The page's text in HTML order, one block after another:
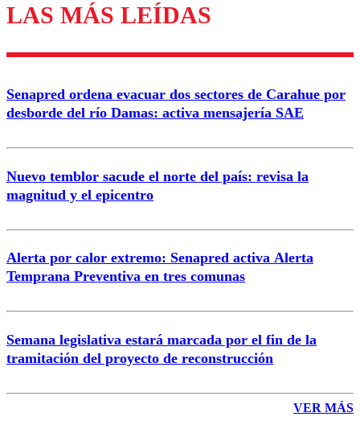
LAS MÁS LEÍDAS
Senapred ordena evacuar dos sectores de Carahue por
desborde del río Damas: activa mensajería SAE
Nuevo temblor sacude el norte del país: revisa la
magnitud y el epicentro
Alerta por calor extremo: Senapred activa Alerta
Temprana Preventiva en tres comunas
Semana legislativa estará marcada por el fin de la
tramitación del proyecto de reconstrucción
VER MÁS